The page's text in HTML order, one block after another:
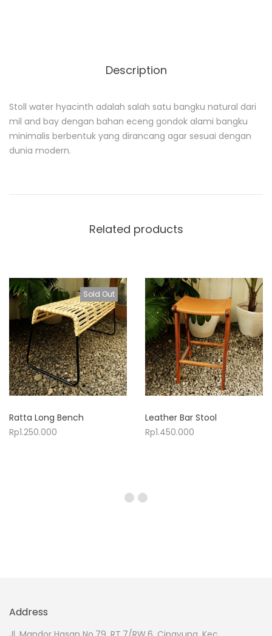
Description
D
e
s
c
Stoll water hyacinth adalah salah satu bangku natural dari
mil and bay dengan bahan eceng gondok alami bangku
minimalis berbentuk yang dirancang agar sesuai dengan
dunia modern.
Related products
Sold Out
Ratta Long Bench
Rp1.250.000
Leather Bar Stool
Rp1.450.000
Address